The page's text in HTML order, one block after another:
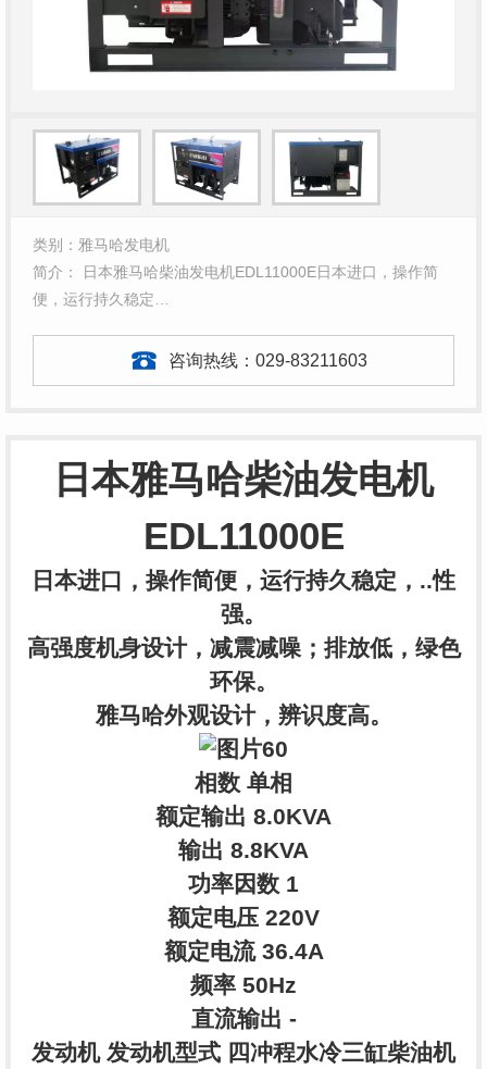
类别：雅马哈发电机
简介： 日本雅马哈柴油发电机EDL11000E日本进口，操作简
便，运行持久稳定…
咨询热线： 029-83211603
日本雅马哈柴油发电机
EDL11000E
日本进口，操作简便，运行持久稳定，..性
强。
高强度机身设计，减震减噪；排放低，绿色
环保。
雅马哈外观设计，辨识度高。
相数 单相
额定输出 8.0KVA
输出 8.8KVA
功率因数 1
额定电压 220V
额定电流 36.4A
频率 50Hz
直流输出 -
发动机 发动机型式 四冲程水冷三缸柴油机